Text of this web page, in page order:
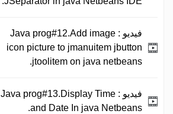
فيديو : Java prog#12.Add image
icon picture to jmanuitem jbutton
jtoolitem on java netbeans.
فيديو : Java prog#13.Display Time
and Date In java Netbeans.